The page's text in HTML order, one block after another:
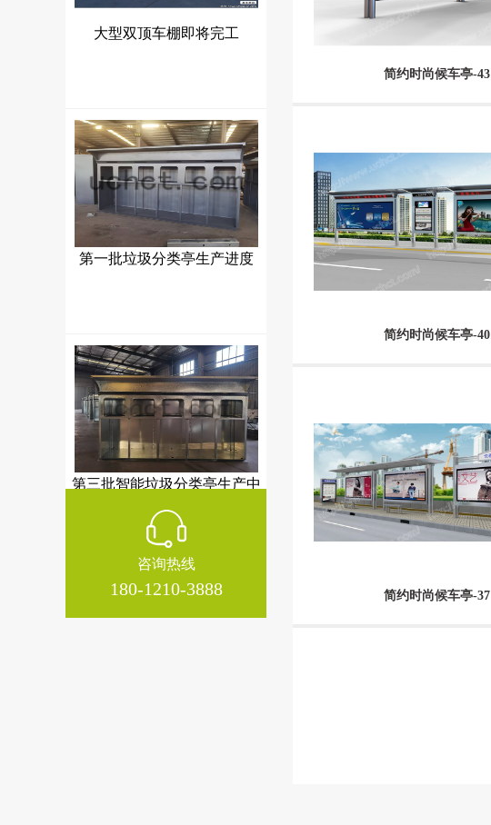
大型双顶车棚即将完工
第一批垃圾分类亭生产进度
第三批智能垃圾分类亭生产中
咨询热线
180-1210-3888
简约时尚候车亭-43
简约时尚候车亭-40
简约时尚候车亭-37